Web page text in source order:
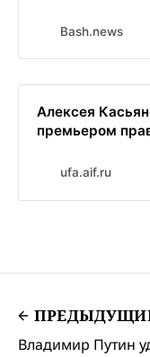
Bash.news
Алексея
премьером
ufa.aif.ru
Владимир Путин